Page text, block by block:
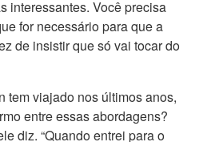
interessantes. Você precisa
for necessário para que a
de insistir que só vai tocar do
tem viajado nos últimos anos,
entre essas abordagens?
diz. “Quando entrei para o